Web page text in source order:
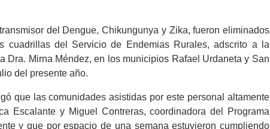
del Dengue, Chikungunya y Zika, fueron eliminados
cuadrillas del Servicio de Endemias Rurales, adscrito a la
Mirna Méndez, en los municipios Rafael Urdaneta y San
del presente año.
que las comunidades asistidas por este personal altamente
Escalante y Miguel Contreras, coordinadora del Programa
y que por espacio de una semana estuvieron cumpliendo